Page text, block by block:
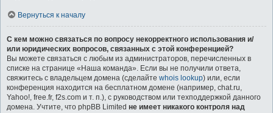
Вернуться к началу
С кем можно связаться по вопросу некорректного использования и/
или юридических вопросов, связанных с этой конференцией?
Вы можете связаться с любым из администраторов, перечисленных в
списке на странице «Наша команда». Если вы не получили ответа,
свяжитесь с владельцем домена (сделайте whois lookup) или, если
конференция находится на бесплатном домене (например, chat.ru,
Yahoo!, free.fr, f2s.com и т. п.), с руководством или техподдержкой данного
домена. Учтите, что phpBB Limited не имеет никакого контроля над